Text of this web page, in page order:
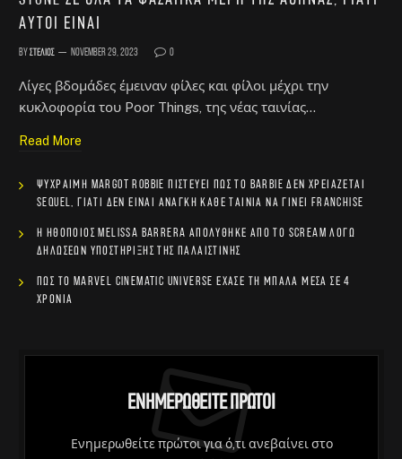
αυτοί είναι
ByΣτέλιος November 29, 2023 0
Λίγες βδομάδες έμειναν φίλες και φίλοι μέχρι την
κυκλοφορία του Poor Things, της νέας ταινίας…
Read More
Ψύχραιμη Margot Robbie πιστεύει πως το Barbie δεν χρειάζεται
sequel, γιατί δεν είναι ανάγκη κάθε ταινία να γίνει franchise
Η ηθοποιός Melissa Barrera απολύθηκε από το Scream λόγω
δηλώσεων υποστήριξης της Παλαιστίνης
Πώς το Marvel Cinematic Universe έχασε τη μπάλα μέσα σε 4
χρόνια
Ενημερωθείτε Πρώτοι
Ενημερωθείτε πρώτοι για ό,τι ανεβαίνει στο